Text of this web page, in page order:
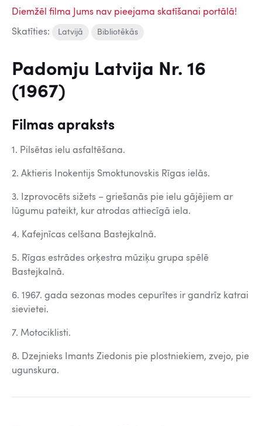
Diemžēl filma Jums nav pieejama skatīšanai portālā!
Skatīties: Latvijā Bibliotēkās
Padomju Latvija Nr. 16
(1967)
Filmas apraksts
1. Pilsētas ielu asfaltēšana.
2. Aktieris Inokentijs Smoktunovskis Rīgas ielās.
3. Izprovocēts sižets – griešanās pie ielu gājējiem ar
lūgumu pateikt, kur atrodas attiecīgā iela.
4. Kafejnīcas celšana Bastejkalnā.
5. Rīgas estrādes orķestra mūziķu grupa spēlē
Bastejkalnā.
6. 1967. gada sezonas modes cepurītes ir gandrīz katrai
sievietei.
7. Motociklisti.
8. Dzejnieks Imants Ziedonis pie plostniekiem, zvejo, pie
ugunskura.